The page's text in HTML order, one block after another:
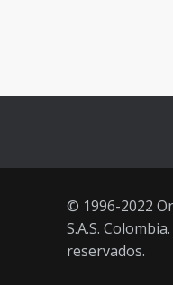
años
© 1996-2022
S.A.S.
reservados.